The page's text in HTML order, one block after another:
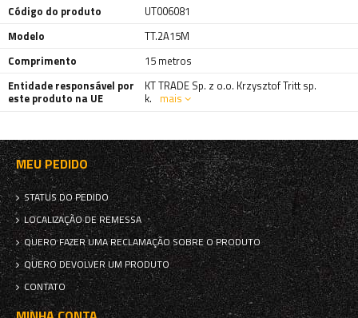
Código do produto
UT006081
Modelo
TT.2A15M
Comprimento
15 metros
Entidade responsável por
este produto na UE
KT TRADE Sp. z o.o. Krzysztof Tritt sp.
k. mais
MEU PEDIDO
STATUS DO PEDIDO
LOCALIZAÇÃO DE REMESSA
QUERO FAZER UMA RECLAMAÇÃO SOBRE O PRODUTO
QUERO DEVOLVER UM PRODUTO
CONTATO